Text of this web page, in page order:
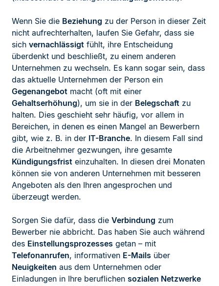
Wenn Sie die Beziehung zu der Person in dieser Zeit
nicht aufrechterhalten, laufen Sie Gefahr, dass sie
sich vernachlässigt fühlt, ihre Entscheidung
überdenkt und beschließt, zu einem anderen
Unternehmen zu wechseln. Es kann sogar sein, dass
das aktuelle Unternehmen der Person ein
Gegenangebot macht (oft mit einer
Gehaltserhöhung), um sie in der Belegschaft zu
halten. Dies geschieht sehr häufig, vor allem in
Bereichen, in denen es einen Mangel an Bewerbern
gibt, wie z. B. in der IT-Branche. In diesem Fall sind
die Arbeitnehmer gezwungen, ihre gesamte
Kündigungsfrist einzuhalten. In diesen drei Monaten
können sie von anderen Unternehmen mit besseren
Angeboten als den Ihren angesprochen und
überzeugt werden.
Sorgen Sie dafür, dass die Verbindung zum
Bewerber nie abbricht. Das haben Sie auch während
des Einstellungsprozesses getan – mit
Telefonanrufen, informativen E-Mails über
Neuigkeiten aus dem Unternehmen oder
Einladungen in Ihre beruflichen sozialen Netzwerke